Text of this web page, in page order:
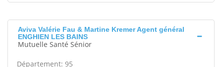
Aviva Valérie Fau & Martine Kremer Agent général
ENGHIEN LES BAINS
Mutuelle Santé Sénior
Département: 95